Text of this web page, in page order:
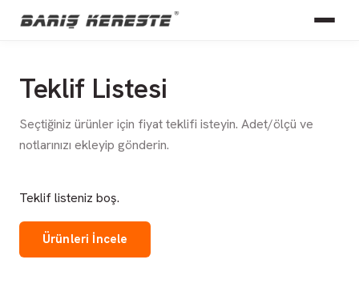
Teklif Listesi
Seçtiğiniz ürünler için fiyat teklifi isteyin. Adet/ölçü ve
notlarınızı ekleyip gönderin.
Teklif listeniz boş.
Ürünleri İncele